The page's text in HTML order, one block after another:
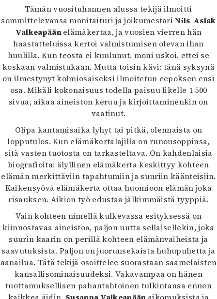
Levyt
Kuvataide
Kirjat
In English
Esitystaide
Arkisto
Lehdet
4/2026
2–3/2026
1/2026
6/2025
5/2025 saame
5/2025
Lehtiarkisto
Info
Tilaus ja irtonumerot
Yhteistyössä
Toimitus
Mediatiedot
Kaltio ry
Tämän vuosituhannen alussa tekijä ilmoitti
sommittelevansa monitaituri ja joikumestariNils-Aslak
Valkeapäänelämäkertaa, ja vuosien vierren hän
haastatteluissa kertoi valmistumisen olevan ihan
huulilla. Kun teosta ei kuulunut, moni uskoi, ettei se
koskaan valmistukaan. Mutta toisin kävi: tänä syksynä
on ilmestynyt kolmiosaiseksi ilmoitetun eepoksen ensi
osa. Mikäli kokonaisuus todella paisuu likelle 1 500
sivua, aikaa aineiston keruu ja kirjoittaminenkin on
vaatinut.
Olipa kantamisaika lyhyt tai pitkä, olennaista on
lopputulos. Kun elämäkertalajilla on runousoppinsa,
sitä vasten tuotosta on tarkasteltava. On kahdenlaisia
biografioita: älyllinen elämäkerta keskittyy kohteen
elämän merkittäviin tapahtumiin ja suuriin käänteisiin.
Kaikensyövä elämäkerta ottaa huomioon elämän joka
risauksen. Aikion työ edustaa jälkimmäistä tyyppiä.
Vain kohteen nimellä kulkevassa esityksessä on
kiinnostavaa aineistoa, paljon uutta sellaisellekin, joka
suurin kaarin on perillä kohteen elämänvaiheista ja
saavutuksista. Paljon on juorunsekaista huhupuhetta ja
aanailua. Tätä tekijä osoittelee suorastaan saamelaisten
kansallisominaisuudeksi. Vakavampaa on hänen
tuottamuksellisen pahantahtoinen tulkintansa ennen